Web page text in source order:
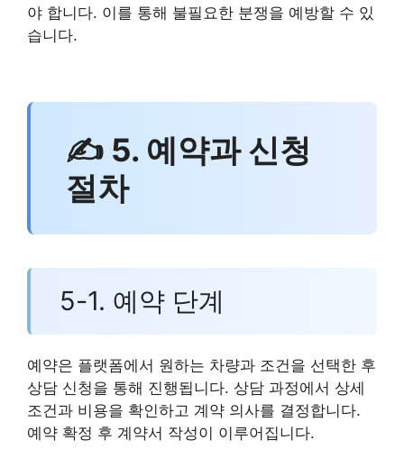
야 합니다. 이를 통해 불필요한 분쟁을 예방할 수 있
습니다.
✍ 5. 예약과 신청
절차
5-1. 예약 단계
예약은 플랫폼에서 원하는 차량과 조건을 선택한 후
상담 신청을 통해 진행됩니다. 상담 과정에서 상세
조건과 비용을 확인하고 계약 의사를 결정합니다.
예약 확정 후 계약서 작성이 이루어집니다.